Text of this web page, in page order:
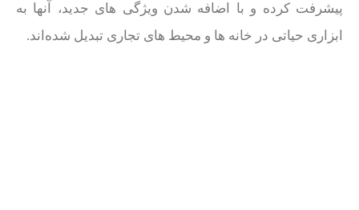
پیشرفت کرده و با اضافه شدن ویژگی‌ های جدید، آنها به
ابزاری حیاتی در خانه‌ ها و محیط‌ های تجاری تبدیل شده‌اند.